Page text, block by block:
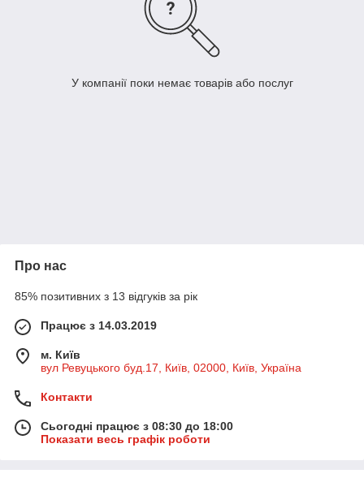
У компанії поки немає товарів або послуг
Про нас
85% позитивних з 13 відгуків за рік
Працює з 14.03.2019
м. Київ
вул Ревуцького буд.17, Київ, 02000, Київ, Україна
Контакти
Сьогодні працює з 08:30 до 18:00
Показати весь графік роботи